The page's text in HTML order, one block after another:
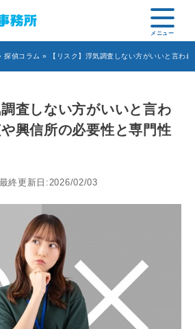
探偵コラム » 【リスク】浮気調査しない方がいいと言わ
調査しない方がいいと言わ
興信所の必要性と専門性
最終更新日:2026/02/03